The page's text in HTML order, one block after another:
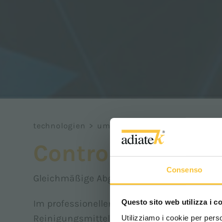
Consenso
Questo sito web utilizza i
Utilizziamo i cookie per
technologien > umwelt
ControlFlow
Gleichmäßige Abgabe der
Im professionellen Reinigungsbereich ist
Reinigungsmittels entscheidend für